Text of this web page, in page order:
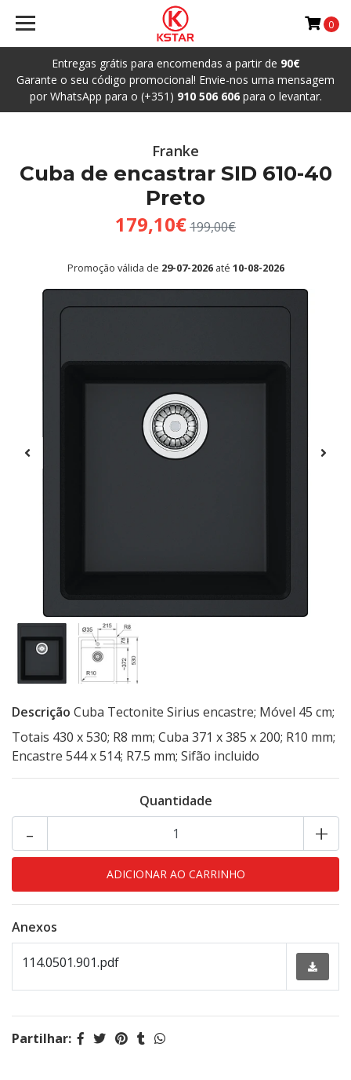
Entregas grátis para encomendas a partir de 90€
Garante o seu código promocional! Envie-nos uma mensagem
por WhatsApp para o (+351) 910 506 606para o levantar.
0
Franke
Cuba de encastrar SID 610-40
Preto
179,10€199,00€
Promoção válida de 29-07-2026até 10-08-2026
Descrição Cuba Tectonite Sirius encastre; Móvel 45 cm;
Totais 430 x 530; R8 mm; Cuba 371 x 385 x 200; R10 mm;
Encastre 544 x 514; R7.5 mm; Sifão incluido
Quantidade
+
-
Anexos
114.0501.901.pdf
Partilhar: